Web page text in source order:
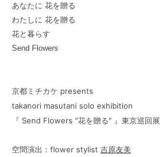
あなたに 花を贈る
わたしに 花を贈る
花と暮らす
Send Flowers
京都ミチカケ presents
takanori masutani solo exhibition
『 Send Flowers "花を贈る" 』東京巡回展
空間演出： flower stylist 吉原友美